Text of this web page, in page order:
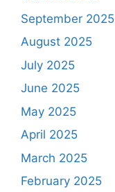
September 2025
August 2025
July 2025
June 2025
May 2025
April 2025
March 2025
February 2025